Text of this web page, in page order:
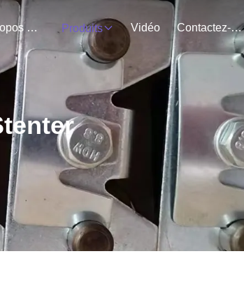
À Propos De Nous Produits Vidéo Contactez-Nous